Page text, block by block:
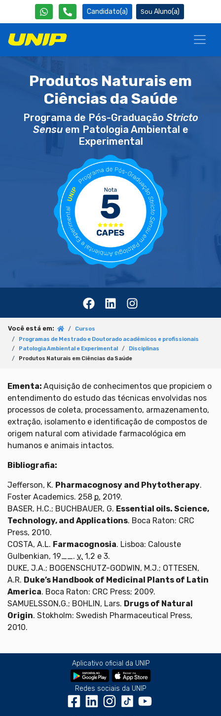
Candidato(a) Aluno(a)
Produtos Naturais em
Ciências da Saúde
Programa de Pós-Graduação Stricto
Sensuem Patologia Ambiental e
Experimental
Você está em:
Cursos
Programas de Mestrado e Doutorado acadêmicos e profissionais
Patologia Ambiental e Experimental
Disciplinas
Produtos Naturais em Ciências da Saúde
Ementa: Aquisição de conhecimentos que propiciem o
entendimento do estudo das técnicas envolvidas nos
processos de coleta, processamento, armazenamento,
extração, isolamento e identificação de compostos de
origem natural com atividade farmacológica em
humanos e animais intactos.
Bibliografia:
Jefferson, K. Pharmacognosy and Phytotherapy.
Foster Academics. 258 p. 2019.
BASER, H.C.; BUCHBAUER, G. Essential oils. Science,
Technology, and Applications. Boca Raton: CRC
Press, 2010.
COSTA, A.L. Farmacognosia. Lisboa: Calouste
Gulbenkian, 19__. v. 1,2 e 3.
DUKE, J.A.; BOGENSCHUTZ-GODWIN, M.J.; OTTESEN,
A.R. Duke’s Handbook of Medicinal Plants of Latin
America. Boca Raton: CRC Press; 2009.
SAMUELSSON,G.; BOHLIN, Lars. Drugs of Natural
Origin. Stokholm: Swedish Pharmaceutical Press,
2010.
Aplicativo oficial da UNIP
Redes sociais da UNIP